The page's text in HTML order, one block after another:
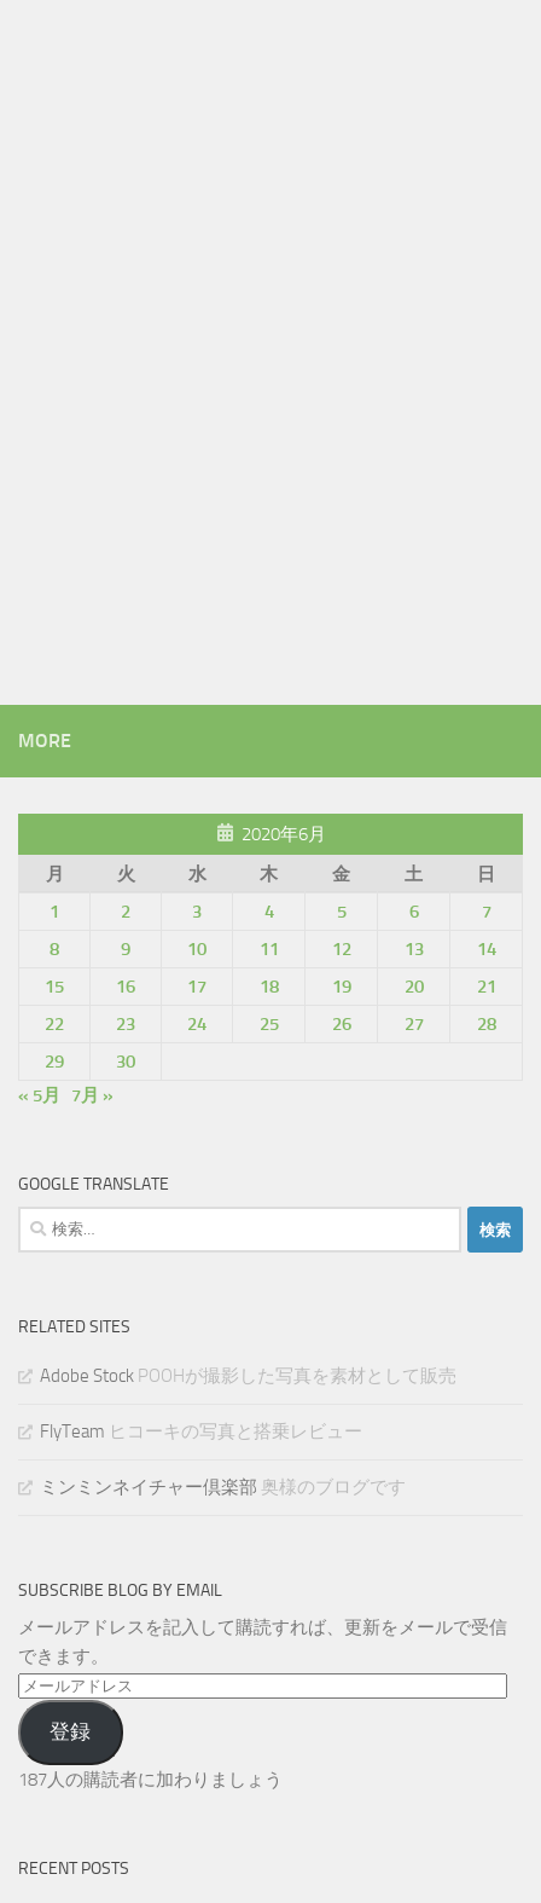
MORE
2020年6月
月
火 水 木 金 土
日
1
2 3 4 5 6
7
8
9 10 11 12 13
14
15
16 17 18 19 20
21
22
23 24 25 26 27
28
29
30
« 5月
7月 »
GOOGLE TRANSLATE
検
索:
RELATED SITES
Adobe Stock POOHが撮影した写真を素材として販売
FlyTeam ヒコーキの写真と搭乗レビュー
ミンミンネイチャー倶楽部 奥様のブログです
SUBSCRIBE BLOG BY EMAIL
メールアドレスを記入して購読すれば、更新をメールで受信
できます。
メ
ー
ル
ア
ス
登録
187人の購読者に加わりましょう
RECENT POSTS